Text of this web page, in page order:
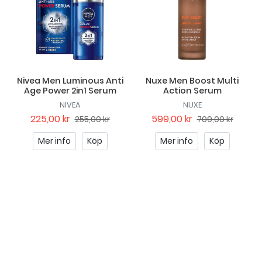
Nivea Men Luminous Anti
Age Power 2in1 Serum
NIVEA
225,00 kr 255,00 kr
Mer info
Köp
Nuxe Men Boost Multi
Action Serum
NUXE
599,00 kr 709,00 kr
Mer info
Köp